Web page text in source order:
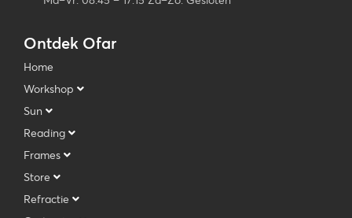
Ontdek Ofar
Home
Workshop
Sun
Reading
Frames
Store
Refractie